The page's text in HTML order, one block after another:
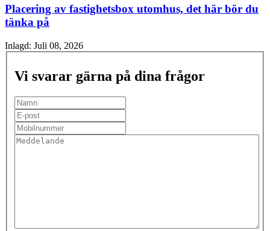
Placering av fastighetsbox utomhus, det här bör du
tänka på
Inlagd: Juli 08, 2026
Vi svarar gärna på dina frågor